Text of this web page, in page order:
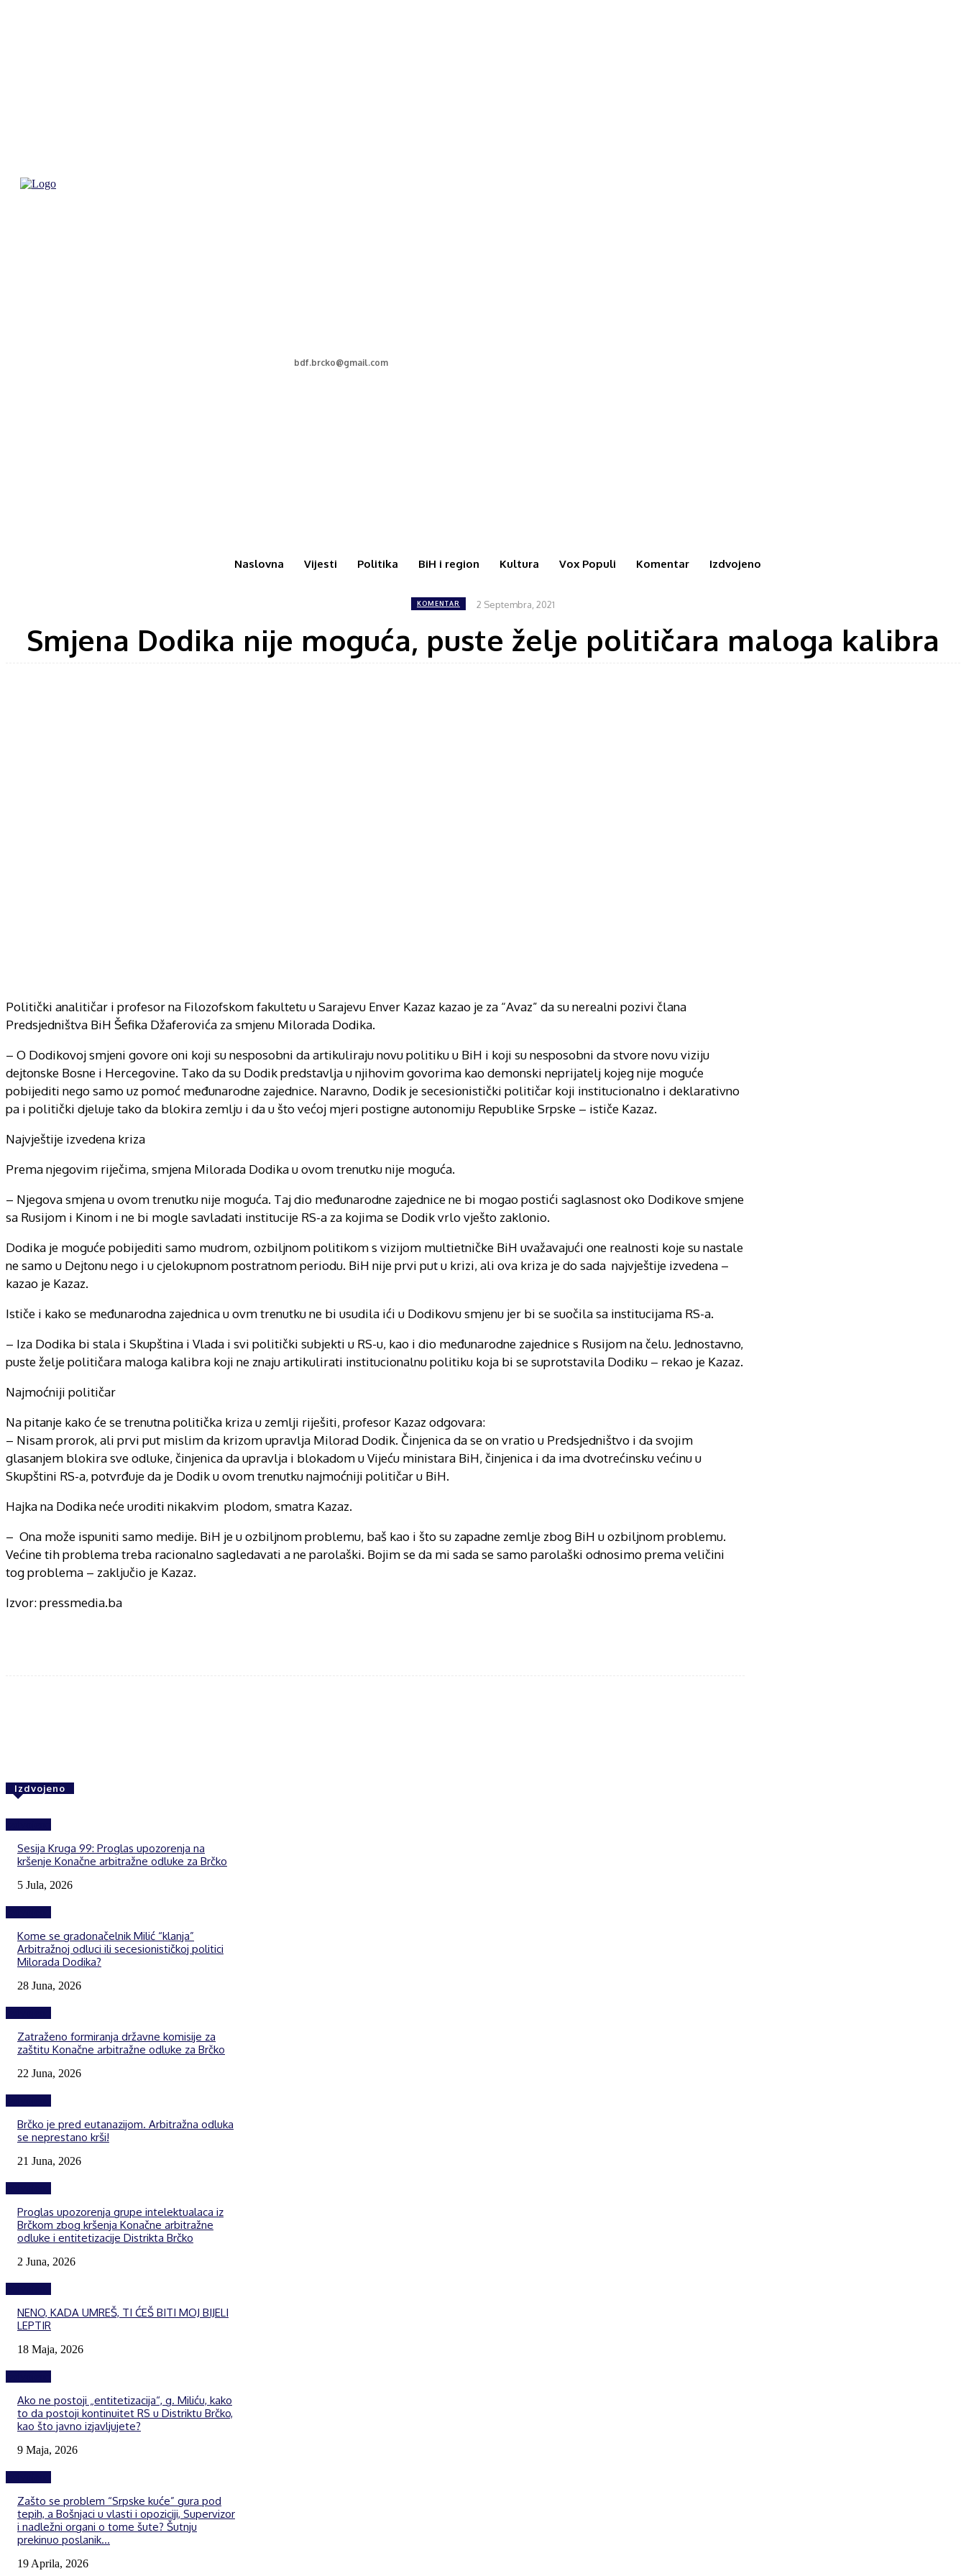
bdf.brcko@gmail.com
Naslovna Vijesti Politika BiH i region Kultura Vox Populi Komentar Izdvojeno
KOMENTAR 2 Septembra, 2021
Smjena Dodika nije moguća, puste želje političara maloga kalibra
Politički analitičar i profesor na Filozofskom fakultetu u Sarajevu Enver Kazaz kazao je za “Avaz” da su nerealni pozivi člana
Predsjedništva BiH Šefika Džaferovića za smjenu Milorada Dodika.
– O Dodikovoj smjeni govore oni koji su nesposobni da artikuliraju novu politiku u BiH i koji su nesposobni da stvore novu viziju
dejtonske Bosne i Hercegovine. Tako da su Dodik predstavlja u njihovim govorima kao demonski neprijatelj kojeg nije moguće
pobijediti nego samo uz pomoć međunarodne zajednice. Naravno, Dodik je secesionistički političar koji institucionalno i deklarativno
pa i politički djeluje tako da blokira zemlju i da u što većoj mjeri postigne autonomiju Republike Srpske – ističe Kazaz.
Najvještije izvedena kriza
Prema njegovim riječima, smjena Milorada Dodika u ovom trenutku nije moguća.
– Njegova smjena u ovom trenutku nije moguća. Taj dio međunarodne zajednice ne bi mogao postići saglasnost oko Dodikove smjene
sa Rusijom i Kinom i ne bi mogle savladati institucije RS-a za kojima se Dodik vrlo vješto zaklonio.
Dodika je moguće pobijediti samo mudrom, ozbiljnom politikom s vizijom multietničke BiH uvažavajući one realnosti koje su nastale
ne samo u Dejtonu nego i u cjelokupnom postratnom periodu. BiH nije prvi put u krizi, ali ova kriza je do sada najvještije izvedena –
kazao je Kazaz.
Ističe i kako se međunarodna zajednica u ovm trenutku ne bi usudila ići u Dodikovu smjenu jer bi se suočila sa institucijama RS-a.
– Iza Dodika bi stala i Skupština i Vlada i svi politički subjekti u RS-u, kao i dio međunarodne zajednice s Rusijom na čelu. Jednostavno,
puste želje političara maloga kalibra koji ne znaju artikulirati institucionalnu politiku koja bi se suprotstavila Dodiku – rekao je Kazaz.
Najmoćniji političar
Na pitanje kako će se trenutna politička kriza u zemlji riješiti, profesor Kazaz odgovara:
– Nisam prorok, ali prvi put mislim da krizom upravlja Milorad Dodik. Činjenica da se on vratio u Predsjedništvo i da svojim
glasanjem blokira sve odluke, činjenica da upravlja i blokadom u Vijeću ministara BiH, činjenica i da ima dvotrećinsku većinu u
Skupštini RS-a, potvrđuje da je Dodik u ovom trenutku najmoćniji političar u BiH.
Hajka na Dodika neće uroditi nikakvim plodom, smatra Kazaz.
– Ona može ispuniti samo medije. BiH je u ozbiljnom problemu, baš kao i što su zapadne zemlje zbog BiH u ozbiljnom problemu.
Većine tih problema treba racionalno sagledavati a ne parolaški. Bojim se da mi sada se samo parolaški odnosimo prema veličini
tog problema – zaključio je Kazaz.
Izvor: pressmedia.ba
Izdvojeno
Sesija Kruga 99: Proglas upozorenja na
kršenje Konačne arbitražne odluke za Brčko
5 Jula, 2026
Kome se gradonačelnik Milić “klanja”
Arbitražnoj odluci ili secesionističkoj politici
Milorada Dodika?
28 Juna, 2026
Zatraženo formiranja državne komisije za
zaštitu Konačne arbitražne odluke za Brčko
22 Juna, 2026
Brčko je pred eutanazijom. Arbitražna odluka
se neprestano krši!
21 Juna, 2026
Proglas upozorenja grupe intelektualaca iz
Brčkom zbog kršenja Konačne arbitražne
odluke i entitetizacije Distrikta Brčko
2 Juna, 2026
NENO, KADA UMREŠ, TI ĆEŠ BITI MOJ BIJELI
LEPTIR
18 Maja, 2026
Ako ne postoji „entitetizacija“, g. Miliću, kako
to da postoji kontinuitet RS u Distriktu Brčko,
kao što javno izjavljujete?
9 Maja, 2026
Zašto se problem “Srpske kuće” gura pod
tepih, a Bošnjaci u vlasti i opoziciji, Supervizor
i nadležni organi o tome šute? Šutnju
prekinuo poslanik...
19 Aprila, 2026